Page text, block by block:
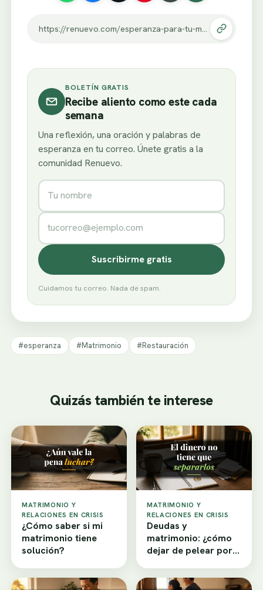
https://renuevo.com/esperanza-para-tu-matrimonio.html
BOLETÍN GRATIS
Recibe aliento como este cada
semana
Una reflexión, una oración y palabras de
esperanza en tu correo. Únete gratis a la
comunidad Renuevo.
Nombre
Correo electrónico
Suscribirme gratis
Cuidamos tu correo. Nada de spam.
#esperanza #Matrimonio #Restauración
Quizás también te interese
MATRIMONIO Y
RELACIONES EN CRISIS
¿Cómo saber si mi
matrimonio tiene
solución?
MATRIMONIO Y
RELACIONES EN CRISIS
Deudas y
matrimonio: ¿cómo
dejar de pelear por